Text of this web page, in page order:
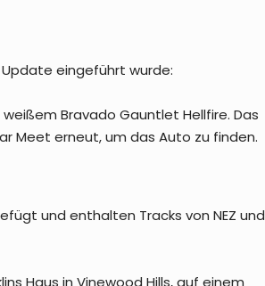
eingeführt wurde:
Bravado Gauntlet Hellfire. Das
Meet erneut, um das Auto zu finden.
und enthalten Tracks von NEZ und
Haus in Vinewood Hills, auf einem